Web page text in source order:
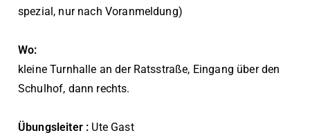
spezial, nur nach Voranmeldung)
Wo:
kleine Turnhalle an der Ratsstraße, Eingang über den
Schulhof, dann rechts.
Übungsleiter : Ute Gast